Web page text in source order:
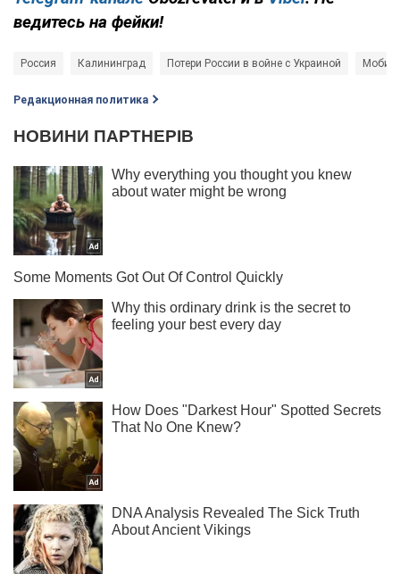
ведитесь на фейки!
Россия Калининград Потери России в войне с Украиной
Редакционная политика